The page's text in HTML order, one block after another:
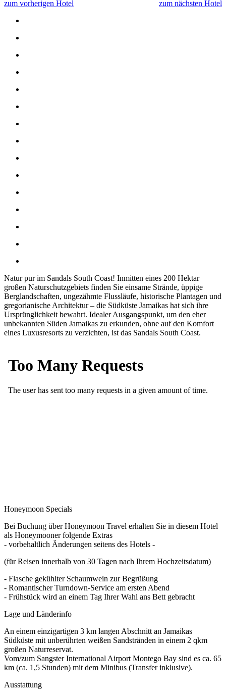
zum vorherigen Hotel zum nächsten Hotel
Natur pur im Sandals South Coast! Inmitten eines 200 Hektar
großen Naturschutzgebiets finden Sie einsame Strände, üppige
Berglandschaften, ungezähmte Flussläufe, historische Plantagen und
gregorianische Architektur – die Südküste Jamaikas hat sich ihre
Ursprünglichkeit bewahrt. Idealer Ausgangspunkt, um den eher
unbekannten Süden Jamaikas zu erkunden, ohne auf den Komfort
eines Luxusresorts zu verzichten, ist das Sandals South Coast.
Honeymoon Specials
Bei Buchung über Honeymoon Travel erhalten Sie in diesem Hotel
als Honeymooner folgende Extras
- vorbehaltlich Änderungen seitens des Hotels -
(für Reisen innerhalb von 30 Tagen nach Ihrem Hochzeitsdatum)
- Flasche gekühlter Schaumwein zur Begrüßung
- Romantischer Turndown-Service am ersten Abend
- Frühstück wird an einem Tag Ihrer Wahl ans Bett gebracht
Lage und Länderinfo
An einem einzigartigen 3 km langen Abschnitt an Jamaikas
Südküste mit unberührten weißen Sandstränden in einem 2 qkm
großen Naturreservat.
Vom/zum Sangster International Airport Montego Bay sind es ca. 65
km (ca. 1,5 Stunden) mit dem Minibus (Transfer inklusive).
Ausstattung